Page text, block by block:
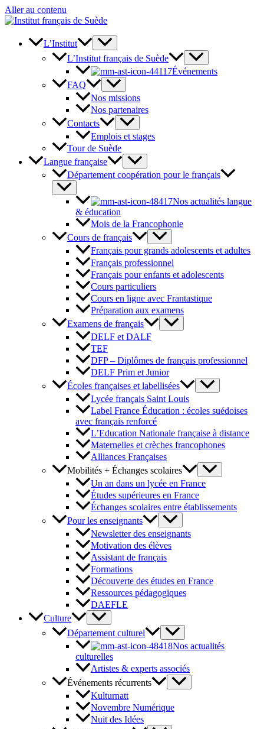
Aller au contenu
L’Institut
L’Institut français de Suède
Événements
FAQ
Nos missions
Nos partenaires
Contacts
Emplois et stages
Tour de Suède
Langue française
Département coopération pour le français
Nos actualités langue
& éducation
Mois de la Francophonie
Cours de français
Français pour grands adolescents et adultes
Français professionnel
Français pour enfants et adolescents
Cours particuliers
Cours en ligne avec Frantastique
Préparation aux examens
Examens de français
DELF et DALF
TEF
DFP – Diplômes de français professionnel
DELF Prim et Junior
Écoles françaises et labellisées
Lycée français Saint Louis
Label France Éducation : écoles suédoises
avec français renforcé
L’Education Nationale française à distance
Maternelles et crèches francophones
Alliances Françaises
Mobilités + Échanges scolaires
Un an dans un lycée en France
Études supérieures en France
Échanges scolaires entre établissements
Pour les enseignants
Newsletter des enseignants
Motivation des élèves
Assistant de français
Formations
Découverte des études en France
Ressources pédagogiques
DAEFLE
Culture
Département culturel
Nos actualités
culturelles
Artistes & experts associés
Événements récurrents
Kulturnatt
Novembre Numérique
Nuit des Idées